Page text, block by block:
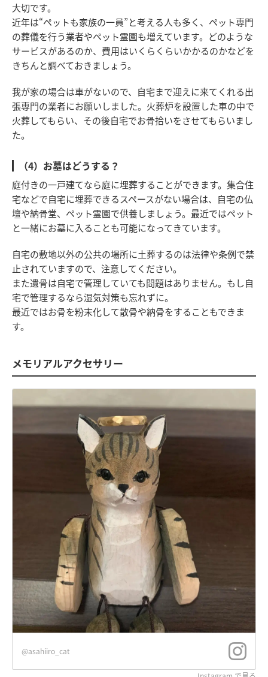
大切です。
近年は“ペットも家族の一員”と考える人も多く、ペット専門
の葬儀を行う業者やペット霊園も増えています。どのような
サービスがあるのか、費用はいくらくらいかかるのかなどを
きちんと調べておきましょう。
我が家の場合は車がないので、自宅まで迎えに来てくれる出
張専門の業者にお願いしました。火葬炉を設置した車の中で
火葬してもらい、その後自宅でお骨拾いをさせてもらいまし
た。
（4）お墓はどうする？
庭付きの一戸建てなら庭に埋葬することができます。集合住
宅などで自宅に埋葬できるスペースがない場合は、自宅の仏
壇や納骨堂、ペット霊園で供養しましょう。最近ではペット
と一緒にお墓に入ることも可能になってきています。
自宅の敷地以外の公共の場所に土葬するのは法律や条例で禁
止されていますので、注意してください。
また遺骨は自宅で管理していても問題はありません。もし自
宅で管理するなら湿気対策も忘れずに。
最近ではお骨を粉末化して散骨や納骨をすることもできま
す。
メモリアルアクセサリー
@asahiiro_cat